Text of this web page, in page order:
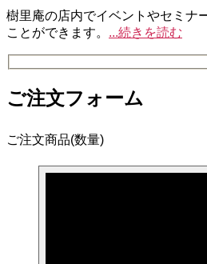
プ
樹里庵の店内でイベントやセミナ
ことができます。 ...続きを読む
ご注文フォーム
ご注文商品(数量)